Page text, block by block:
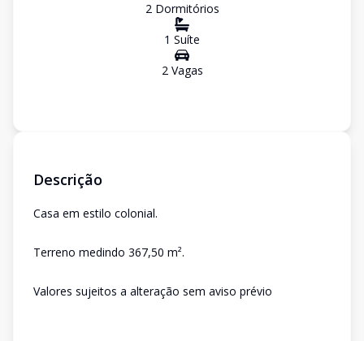
2Dormitórios
1 Suíte
2Vagas
Descrição
Casa em estilo colonial.
Terreno medindo 367,50 m².
Valores sujeitos a alteração sem aviso prévio